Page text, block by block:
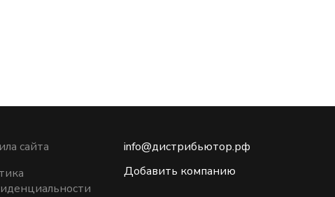
сайта
info@дистрибьютор.рф
Добавить компанию